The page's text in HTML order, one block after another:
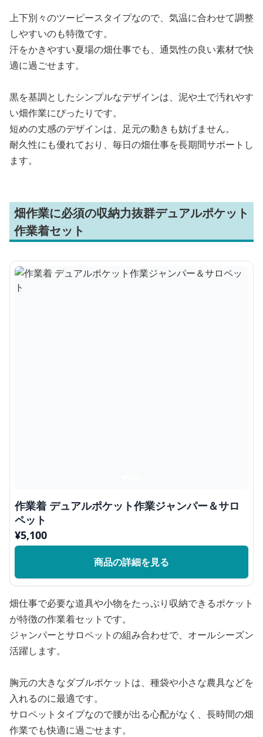
上下別々のツーピースタイプなので、気温に合わせて調整
しやすいのも特徴です。
汗をかきやすい夏場の畑仕事でも、通気性の良い素材で快
適に過ごせます。
黒を基調としたシンプルなデザインは、泥や土で汚れやす
い畑作業にぴったりです。
短めの丈感のデザインは、足元の動きも妨げません。
耐久性にも優れており、毎日の畑仕事を長期間サポートし
ます。
畑作業に必須の収納力抜群デュアルポケット
作業着セット
作業着 デュアルポケット作業ジャンパー＆サロ
ペット
¥5,100
商品の詳細を見る
畑仕事で必要な道具や小物をたっぷり収納できるポケット
が特徴の作業着セットです。
ジャンパーとサロペットの組み合わせで、オールシーズン
活躍します。
胸元の大きなダブルポケットは、種袋や小さな農具などを
入れるのに最適です。
サロペットタイプなので腰が出る心配がなく、長時間の畑
作業でも快適に過ごせます。